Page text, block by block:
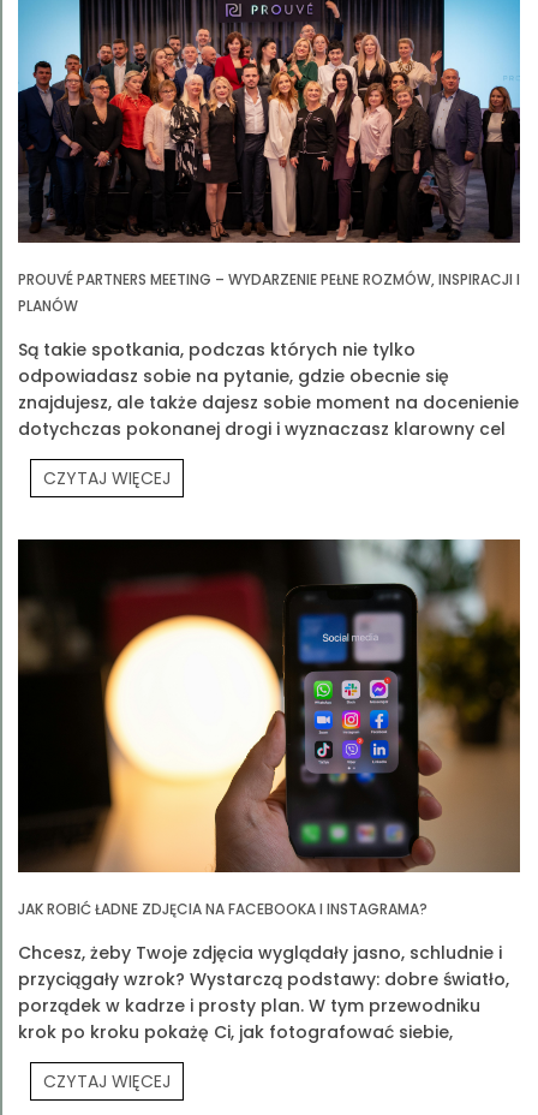
PROUVÉ PARTNERS MEETING – WYDARZENIE PEŁNE ROZMÓW, INSPIRACJI I
PLANÓW
Są takie spotkania, podczas których nie tylko
odpowiadasz sobie na pytanie, gdzie obecnie się
znajdujesz, ale także dajesz sobie moment na docenienie
dotychczas pokonanej drogi i wyznaczasz klarowny cel
na przyszłość. Jednym z takich spotkań było Prouvé
Partners Meeting.
CZYTAJ WIĘCEJ
JAK ROBIĆ ŁADNE ZDJĘCIA NA FACEBOOKA I INSTAGRAMA?
Chcesz, żeby Twoje zdjęcia wyglądały jasno, schludnie i
przyciągały wzrok? Wystarczą podstawy: dobre światło,
porządek w kadrze i prosty plan. W tym przewodniku
krok po kroku pokażę Ci, jak fotografować siebie,
produkty Prouvé i Twoją codzienność.
CZYTAJ WIĘCEJ